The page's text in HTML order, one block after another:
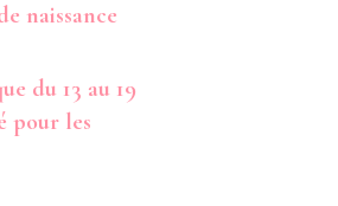
naissance
du 13 au 19
pour les